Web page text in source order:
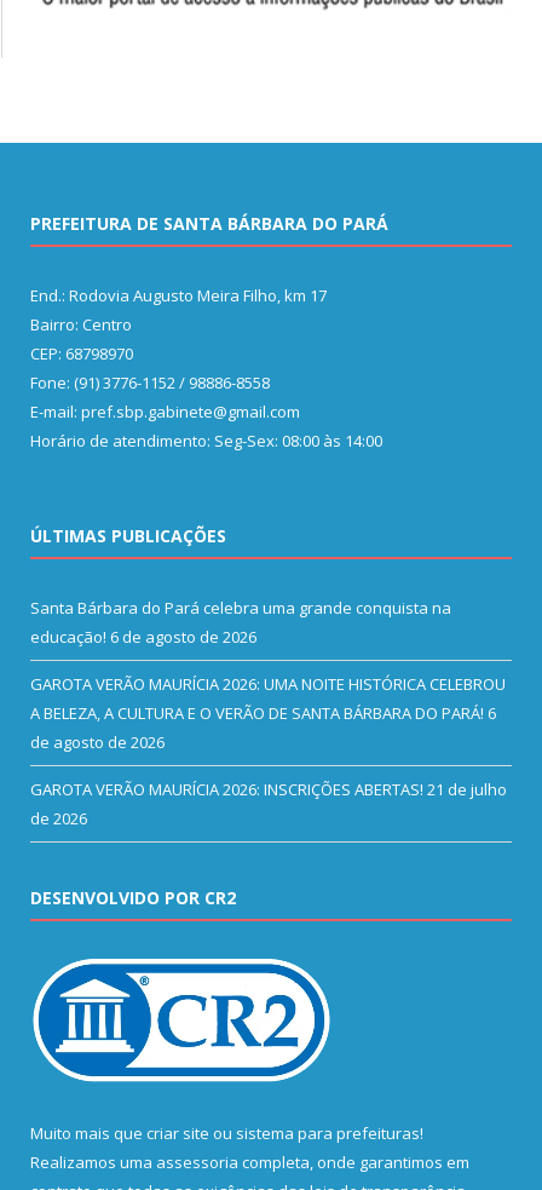
PREFEITURA DE SANTA BÁRBARA DO PARÁ
End.: Rodovia Augusto Meira Filho, km 17
Bairro: Centro
CEP: 68798970
Fone: (91) 3776-1152 / 98886-8558
E-mail: pref.sbp.gabinete@gmail.com
Horário de atendimento: Seg-Sex: 08:00 às 14:00
ÚLTIMAS PUBLICAÇÕES
Santa Bárbara do Pará celebra uma grande conquista na
educação! 6 de agosto de 2026
GAROTA VERÃO MAURÍCIA 2026: UMA NOITE HISTÓRICA CELEBROU
A BELEZA, A CULTURA E O VERÃO DE SANTA BÁRBARA DO PARÁ! 6
de agosto de 2026
GAROTA VERÃO MAURÍCIA 2026: INSCRIÇÕES ABERTAS! 21 de julho
de 2026
DESENVOLVIDO POR CR2
Muito mais que criar site ou sistema para prefeituras!
Realizamos uma assessoria completa, onde garantimos em